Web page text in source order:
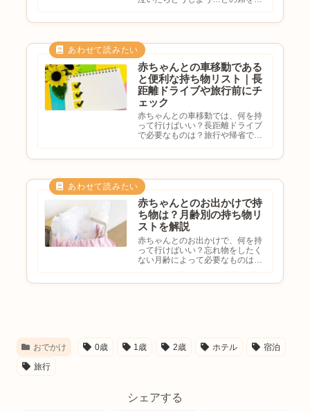
連れならではの準備も必要です。
こ...
赤ちゃんとの車移動である
と便利な持ち物リスト｜長
距離ドライブや旅行前にチ
ェック
赤ちゃんとの車移動では、何を持
って行けばいい？長距離ドライブ
で必要なものは？旅行や帰省で忘
かけでは準備しておきたいもの
が...
赤ちゃんとのお出かけで持
ち物は？月齢別の持ち物リ
ストを解説
赤ちゃんとのお出かけで、何を持
って行けばいい？忘れ物をしたく
ない月齢によって必要なものは違
おでかけ 0歳 1歳 2歳 ホテル 宿泊
旅行
シェアする